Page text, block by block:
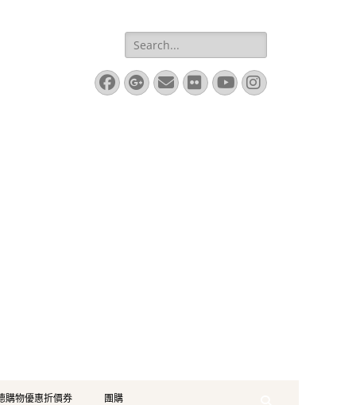
Search
for:
Facebook
Googleplus
EmailFlickrYouTube
Instagram
購物優惠折價券 團購